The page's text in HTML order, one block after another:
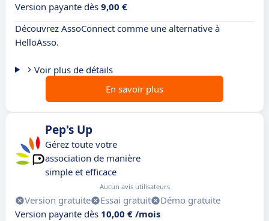
Version payante dès 9,00 €
Découvrez AssoConnect comme une alternative à
HelloAsso.
Voir plus de détails
En savoir plus
Pep's Up
Gérez toute votre
association de manière
simple et efficace
Aucun avis utilisateurs
Version gratuite Essai gratuit
Démo gratuite
Version payante dès 10,00 € /mois